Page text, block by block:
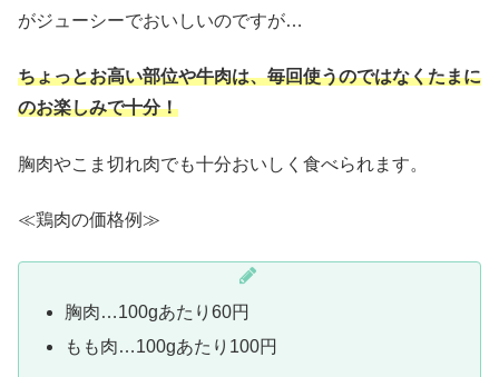
がジューシーでおいしいのですが…
ちょっとお高い部位や牛肉は、毎回使うのではなくたまに
のお楽しみで十分！
胸肉やこま切れ肉でも十分おいしく食べられます。
≪鶏肉の価格例≫
胸肉…100gあたり60円
もも肉…100gあたり100円